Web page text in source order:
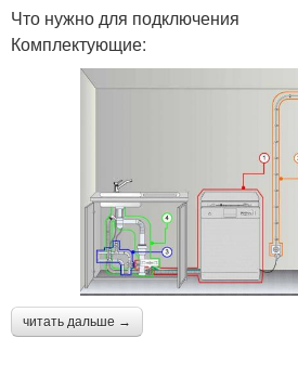
Что нужно для подключения
Комплектующие:
читать дальше →